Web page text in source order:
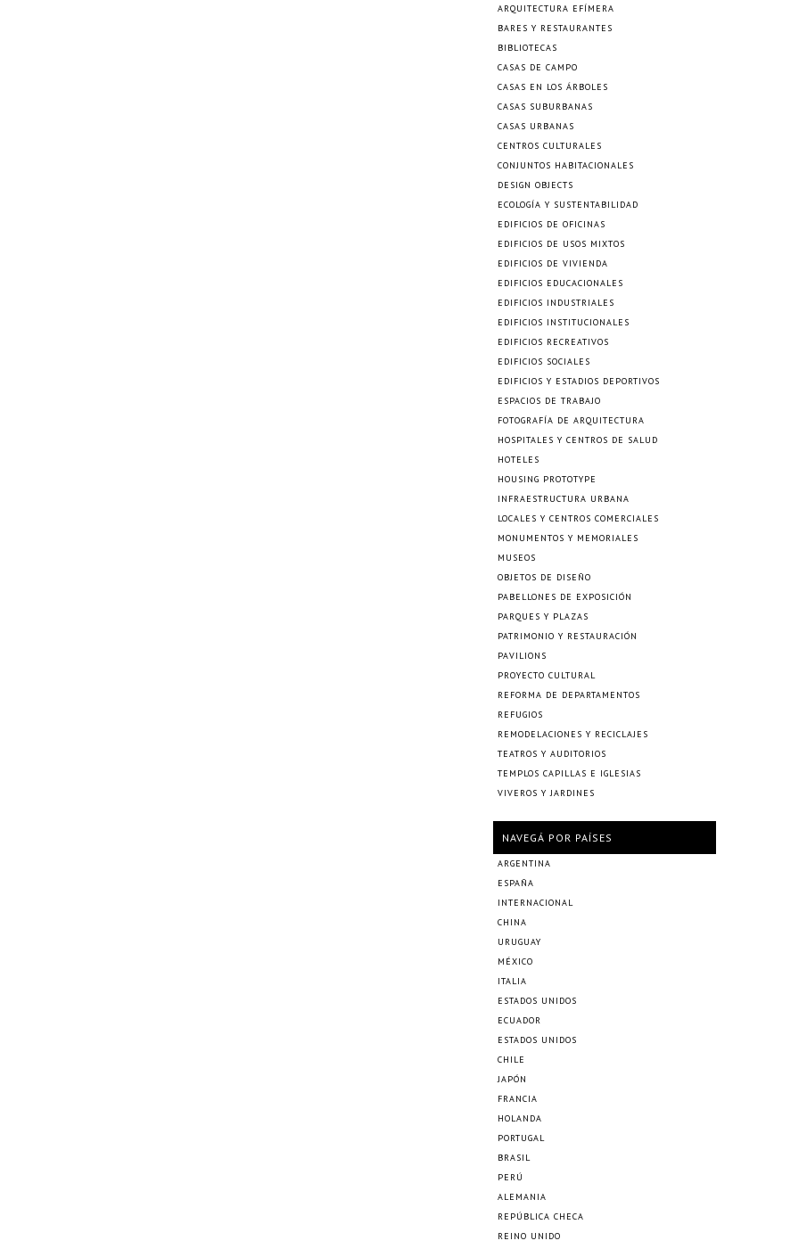
ARQUITECTURA EFÍMERA
BARES Y RESTAURANTES
BIBLIOTECAS
CASAS DE CAMPO
CASAS EN LOS ÁRBOLES
CASAS SUBURBANAS
CASAS URBANAS
CENTROS CULTURALES
CONJUNTOS HABITACIONALES
DESIGN OBJECTS
ECOLOGÍA Y SUSTENTABILIDAD
EDIFICIOS DE OFICINAS
EDIFICIOS DE USOS MIXTOS
EDIFICIOS DE VIVIENDA
EDIFICIOS EDUCACIONALES
EDIFICIOS INDUSTRIALES
EDIFICIOS INSTITUCIONALES
EDIFICIOS RECREATIVOS
EDIFICIOS SOCIALES
EDIFICIOS Y ESTADIOS DEPORTIVOS
ESPACIOS DE TRABAJO
FOTOGRAFÍA DE ARQUITECTURA
HOSPITALES Y CENTROS DE SALUD
HOTELES
HOUSING PROTOTYPE
INFRAESTRUCTURA URBANA
LOCALES Y CENTROS COMERCIALES
MONUMENTOS Y MEMORIALES
MUSEOS
OBJETOS DE DISEÑO
PABELLONES DE EXPOSICIÓN
PARQUES Y PLAZAS
PATRIMONIO Y RESTAURACIÓN
PAVILIONS
PROYECTO CULTURAL
REFORMA DE DEPARTAMENTOS
REFUGIOS
REMODELACIONES Y RECICLAJES
TEATROS Y AUDITORIOS
TEMPLOS CAPILLAS E IGLESIAS
VIVEROS Y JARDINES
NAVEGÁ POR PAÍSES
ARGENTINA
ESPAÑA
INTERNACIONAL
CHINA
URUGUAY
MÉXICO
ITALIA
ESTADOS UNIDOS
ECUADOR
ESTADOS UNIDOS
CHILE
JAPÓN
FRANCIA
HOLANDA
PORTUGAL
BRASIL
PERÚ
ALEMANIA
REPÚBLICA CHECA
REINO UNIDO